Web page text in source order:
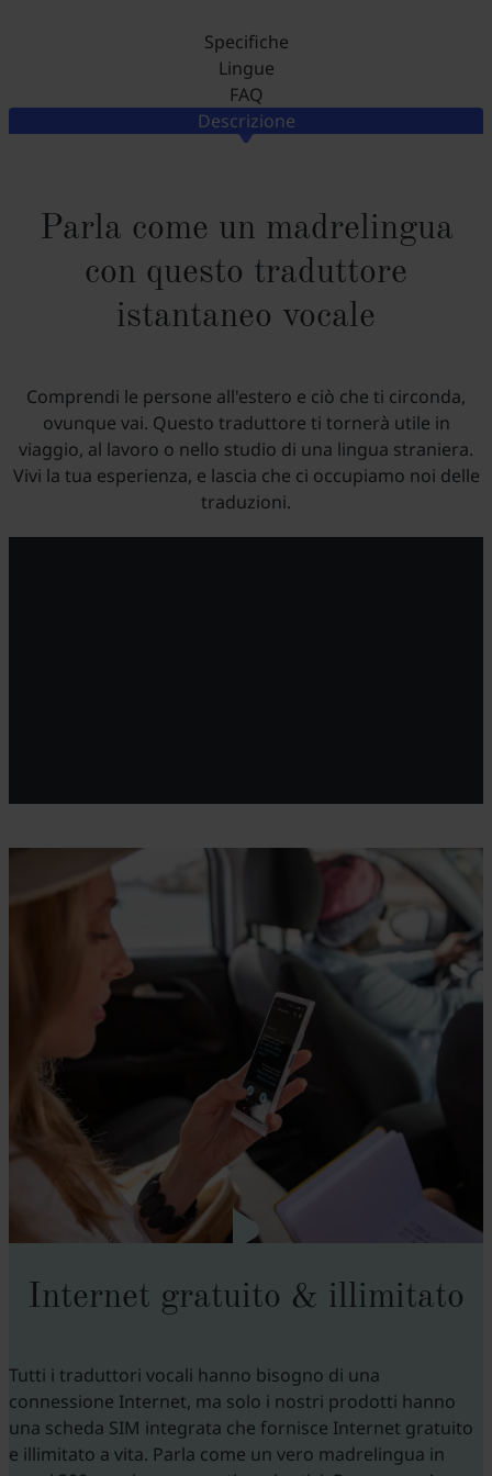
Descrizione
Specifiche
Lingue
FAQ
Parla come un madrelingua
con questo traduttore
istantaneo vocale
Comprendi le persone all'estero e ciò che ti circonda,
ovunque vai. Questo traduttore ti tornerà utile in
viaggio, al lavoro o nello studio di una lingua straniera.
Vivi la tua esperienza, e lascia che ci occupiamo noi delle
traduzioni.
Internet gratuito & illimitato
Tutti i traduttori vocali hanno bisogno di una
connessione Internet, ma solo i nostri prodotti hanno
una scheda SIM integrata che fornisce Internet gratuito
e illimitato a vita. Parla come un vero madrelingua in